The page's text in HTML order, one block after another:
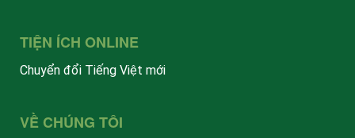
TIỆN ÍCH ONLINE
Chuyển đổi Tiếng Việt mới
VỀ CHÚNG TÔI